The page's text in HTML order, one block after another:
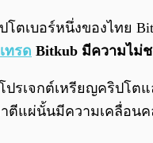
ตเบอร์หนึ่งของไทย
ทรด Bitkub มีความไม่
ปรเจกต์เหรียญคริปโตแ
ตีแผ่นั้นมีความเคลื่อน